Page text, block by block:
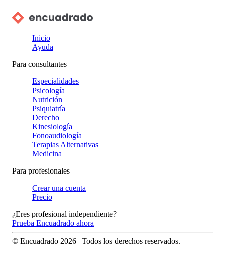
Inicio
Ayuda
Para consultantes
Especialidades
Psicología
Nutrición
Psiquiatría
Derecho
Kinesiología
Fonoaudiología
Terapias Alternativas
Medicina
Para profesionales
Crear una cuenta
Precio
¿Eres profesional independiente?
Prueba Encuadrado ahora
© Encuadrado 2026 | Todos los derechos reservados.